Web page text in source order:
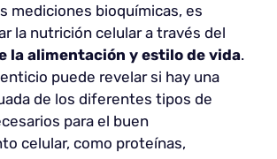
mediciones bioquímicas, es
la nutrición celular a través del
la alimentación y estilo de vida.
puede revelar si hay una
de los diferentes tipos de
para el buen
celular, como proteínas,